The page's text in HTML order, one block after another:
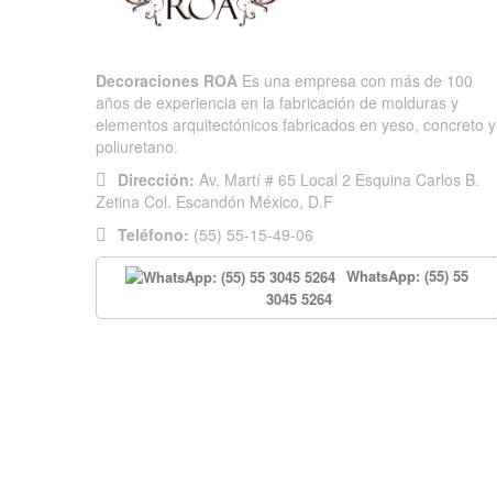
Decoraciones ROA Es una empresa con más de 100
años de experiencia en la fabricación de molduras y
elementos arquitectónicos fabricados en yeso, concreto y
poliuretano.
Dirección: Av. Martí # 65 Local 2 Esquina Carlos B.
Zetina Col. Escandón México, D.F
Teléfono: (55) 55-15-49-06
WhatsApp: (55) 55
3045 5264